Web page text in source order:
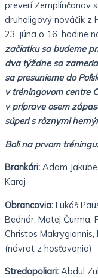
preverí Zemplínčanov
druholigový nováčik z
23. júna o 16. hodine
začiatku sa budeme
dva týždne sa
sa presunieme do
v tréningovom centre
v príprave osem
súperi s rôznymi
Boli na prvom tréningu:
Brankári: Adam
Karaj
Obrancovia: Lukáš
Bednár, Matej Čurma,
Christos
(návrat z hosťovania)
Stredopoliari: Abdul